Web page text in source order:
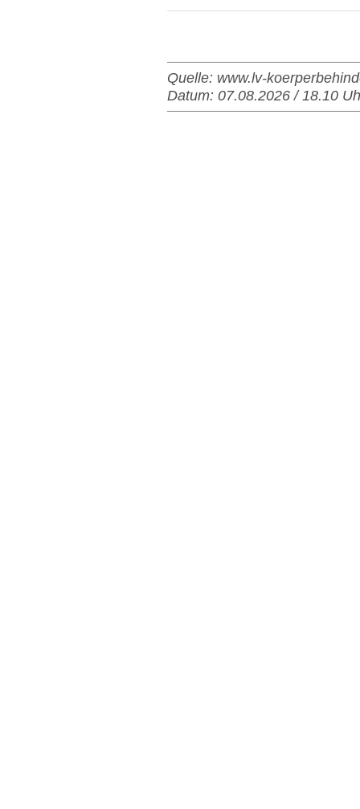
Quelle: www.lv-
Datum: 07.08.2026 / 18.10